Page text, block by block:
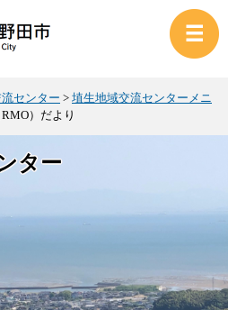
センター > 埴生地域交流センターメニ
）だより
ター